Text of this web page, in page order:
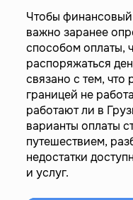
Чтобы
важно заранее
способом оплаты,
распоряжаться
связано с тем, что
границей не
работают ли в
варианты оплаты
путешествием,
недостатки
и услуг.